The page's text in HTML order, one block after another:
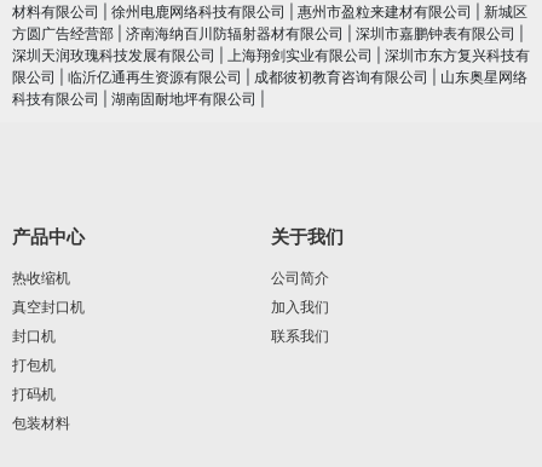
材料有限公司
徐州电鹿网络科技有限公司 惠州市盈粒来建材有限公司
新城区
方圆广告经营部
济南海纳百川防辐射器材有限公司 深圳市嘉鹏钟表有限公司
深圳天润玫瑰科技发展有限公司
上海翔剑实业有限公司
深圳市东方复兴科技有
限公司
临沂亿通再生资源有限公司 成都彼初教育咨询有限公司
山东奥星网络
科技有限公司
湖南固耐地坪有限公司
产品中心
热收缩机
真空封口机
封口机
打包机
打码机
包装材料
关于我们
公司简介
加入我们
联系我们